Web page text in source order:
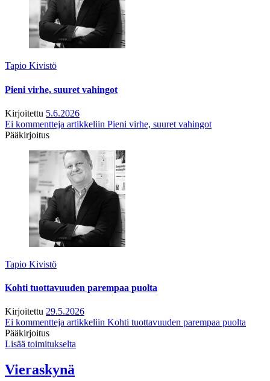
Tapio Kivistö
Pieni virhe, suuret vahingot
Kirjoitettu 5.6.2026
Ei kommentteja artikkeliin Pieni virhe, suuret vahingot
Pääkirjoitus
Tapio Kivistö
Kohti tuottavuuden parempaa puolta
Kirjoitettu 29.5.2026
Ei kommentteja artikkeliin Kohti tuottavuuden parempaa puolta
Pääkirjoitus
Lisää toimitukselta
Vieraskynä